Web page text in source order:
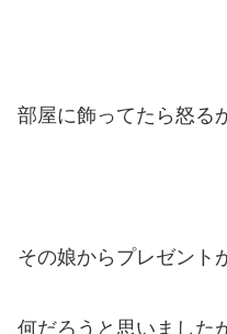
部屋に飾ってたら怒る
その娘からプレゼント
何だろうと思いました